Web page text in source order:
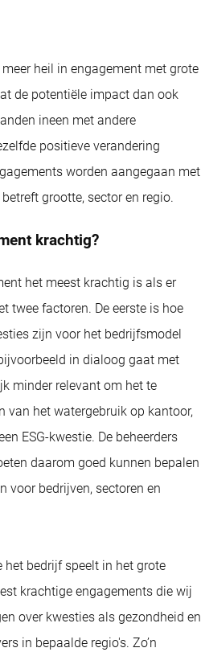
heil in engagement met grote
de potentiële impact dan ook
ineen met andere
positieve verandering
worden aangegaan met
grootte, sector en regio.
krachtig?
het meest krachtig is als er
twee factoren. De eerste is hoe
zijn voor het bedrijfsmodel
in dialoog gaat met
minder relevant om het te
van het watergebruik op kantoor,
ESG-kwestie. De beheerders
daarom goed kunnen bepalen
voor bedrijven, sectoren en
het bedrijf speelt in het grote
krachtige engagements die wij
over kwesties als gezondheid en
in bepaalde regio's. Zo’n